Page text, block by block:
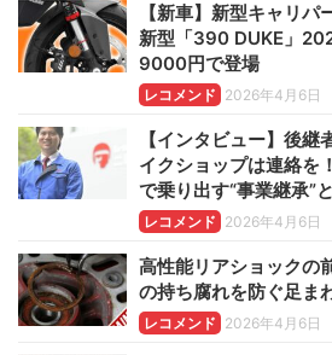
【新車】新型キャリ
新型「390 DUKE」
9000円で登場
レコメンド 2026年4月6日
【インタビュー】後
イクショップは連絡を
で乗り出す“事業継承”
レコメンド 2026年4月6日
高性能リアショックの
の持ち腐れを防ぐ足ま
レコメンド 2026年4月6日